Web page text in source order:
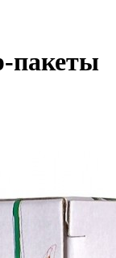
пакеты